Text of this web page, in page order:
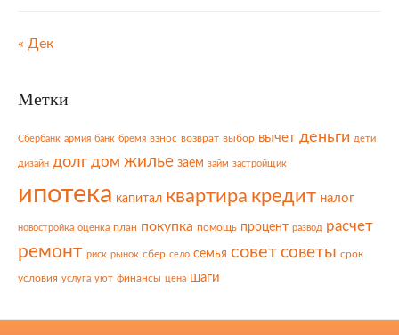
« Дек
Метки
Сбербанк армия банк бремя взнос возврат выбор вычет деньги дети
дизайн долг дом жилье заем займ застройщик
ипотека капитал квартира кредит налог
новостройка оценка план покупка помощь процент развод расчет
ремонт риск рынок сбер село семья совет советы срок
условия услуга уют финансы цена шаги